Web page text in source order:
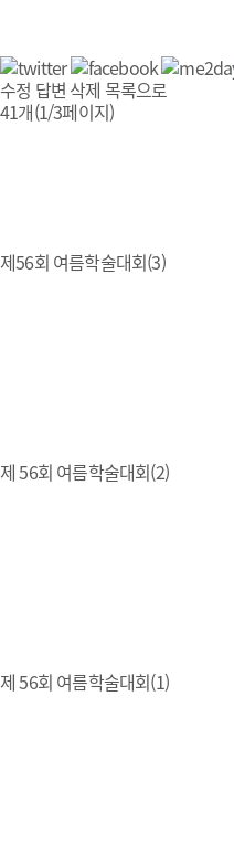
수정 답변 삭제 목록으로
41개(1/3페이지)
제56회 여름학술대회(3)
제 56회 여름학술대회(2)
제 56회 여름학술대회(1)